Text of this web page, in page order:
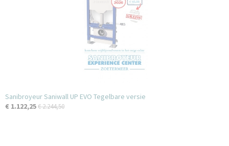
Sanibroyeur Saniwall UP EVO Tegelbare versie
€ 1.122,25€ 2.244,50